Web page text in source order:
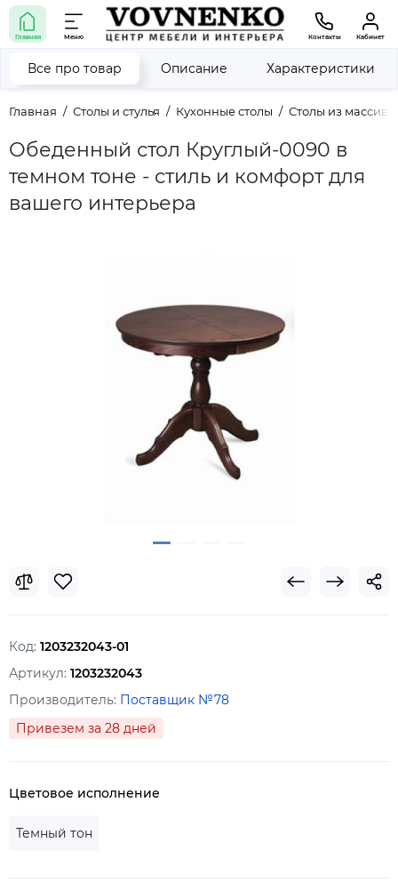
Главная Меню Контакты Кабинет
Главная Столы и стулья Кухонные столы Столы из массива
Обеденный стол Круглый-0090 в
темном тоне - стиль и комфорт для
вашего интерьера
Все про товар Описание Характеристики
Код: 1203232043-01
Артикул: 1203232043
Производитель: Поставщик №78
Привезем за 28 дней
Цветовое исполнение
Темный тон